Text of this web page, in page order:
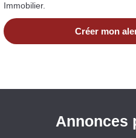
Immobilier.
Créer mon
Annonces